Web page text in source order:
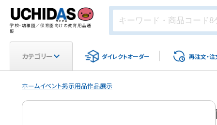
学校・幼稚園／保育園向けの教育用品通
販
カテゴリー ダイレクトオーダー 再注文・注
ホームイベント掲示用品作品展示